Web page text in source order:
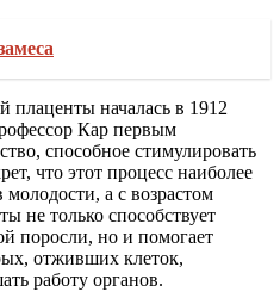
плаценты началась в 1912
Кар первым
способное стимулировать
что этот процесс наиболее
а с возрастом
не только способствует
поросли, но и помогает
отживших клеток,
работу органов.